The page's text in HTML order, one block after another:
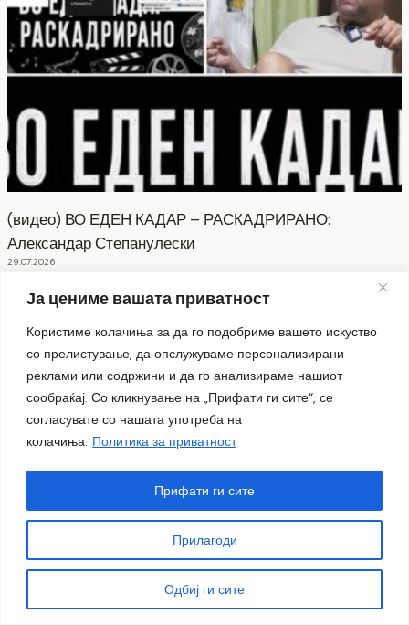
Ја цениме вашата приватност
Користиме колачиња за да го подобриме вашето искуство
со прелистување, да опслужуваме персонализирани
реклами или содржини и да го анализираме нашиот
сообраќај. Со кликнување на „Прифати ги сите“, се
согласувате со нашата употреба на
колачиња. Политика за приватност
Прилагоди
Одбиј ги сите
Прифати ги сите
(видео) ВО ЕДЕН КАДАР – РАСКАДРИРАНО:
Александар Степанулески
29.07.2026
НАЈНОВО ОД ПЕЛАГОНИСКИТЕ
ОПШТИНИ
Општина Битола
Општина Демир Хисар
Општина Долнени
Општина Кривогаштани
Општина Крушево
Општина Могила
Општина Прилеп
Општина Ресен
СЕ АСФАЛТИРА УЛИЦАТА „КОЗАРА“